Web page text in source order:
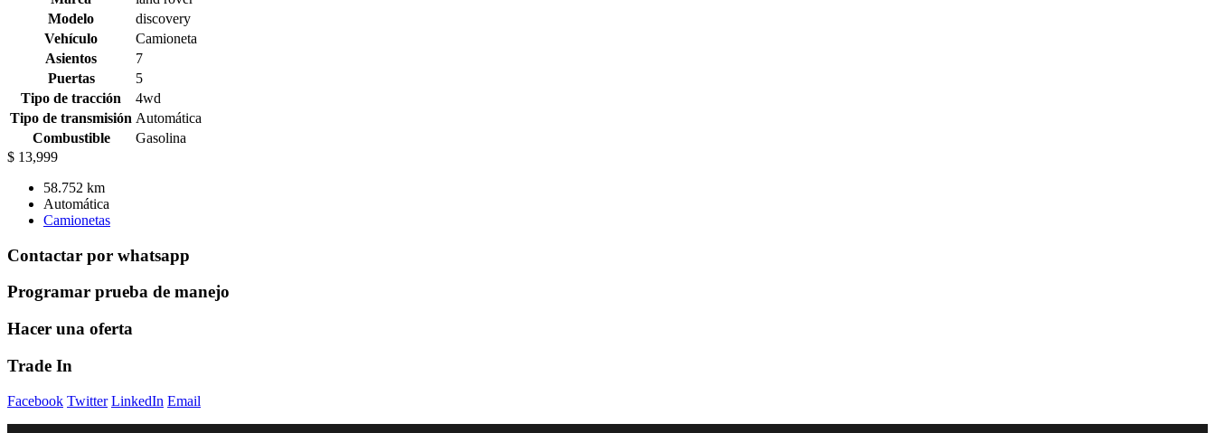
Modelo
discovery
Vehículo
Camioneta
Asientos
7
Puertas
5
Tipo de tracción
4wd
Tipo de transmisión Automática
Combustible
Gasolina
$ 13,999
58.752 km
Automática
Camionetas
Contactar por whatsapp
Programar prueba de manejo
Hacer una oferta
Trade In
Facebook Twitter LinkedIn Email